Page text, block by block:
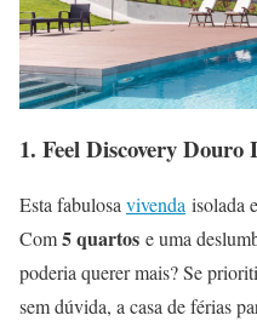
1. Feel Discovery Douro
Esta fabulosavivenda isolada
Com5 quartos e uma
poderia querer mais? Se
sem dúvida, a casa de férias